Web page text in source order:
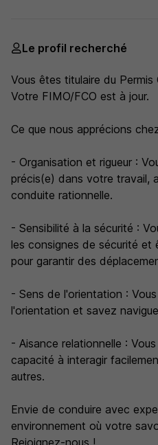
Le profil recherché
Vous êtes titulaire du Permis
Votre FIMO/FCO est à jour.
Ce que nous apprécions
- Organisation et rigueur :
précis(e) dans votre travail,
conduite rationnelle.
- Sensibilité à la sécurité :
les consignes de sécurité
pour garantir des
- Sens de l'orientation :
l'orientation et savez
- Aisance relationnelle :
capacité à interagir
autres.
Envie de conduire avec
environnement où votre
Rejoignez-nous !